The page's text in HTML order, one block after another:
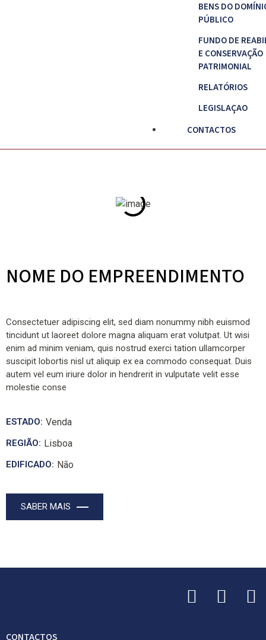
BENS DO
PÚBLICO
FUNDO DE
E CONSERVAÇÃO
PATRIMONIAL
RELATÓRIOS
LEGISLAÇAO
CONTACTOS
NOME DO EMPREENDIMENTO
Consectetuer adipiscing elit, sed diam nonummy nibh euismod
tincidunt ut laoreet dolore magna aliquam erat volutpat. Ut wisi
enim ad minim veniam, quis nostrud exerci tation ullamcorper
suscipit lobortis nisl ut aliquip ex ea commodo consequat. Duis
autem vel eum iriure dolor in hendrerit in vulputate velit esse
molestie conse
ESTADO: Venda
REGIÃO: Lisboa
EDIFICADO: Não
SABER MAIS
CONTACTOS